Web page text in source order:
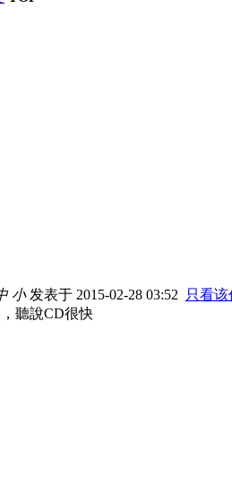
小发表于 2015-02-28 03:52
只看该
聽說CD很快